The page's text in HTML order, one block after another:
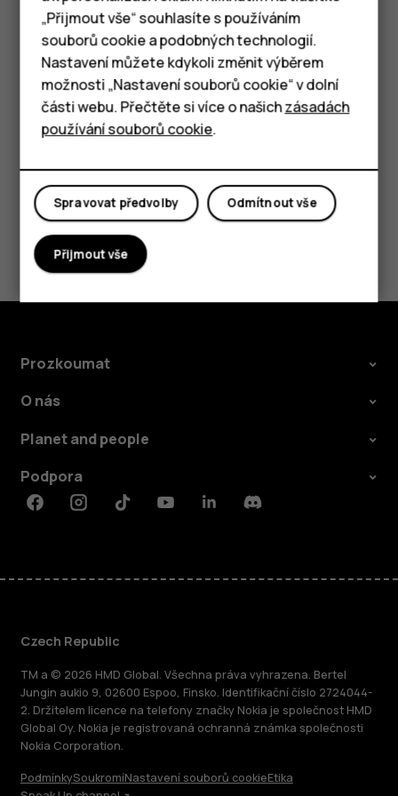
Chytré telefony
Tlačítkové telefony
Tablety
Pokud chcete mít možnost hovor rychle odmítnout,
zapněte možnost Pohyb: klepněte na možnost
Nastavení>Pohyb>Odmítnutí hovoru otočením
telefonu . Když budete nyní chtít odmítnout příchozí
hovor, stačí telefon otočit.
Pomohlo vám to?
Prozkoumat
O nás
Planet and people
Podpora
FacebookInstagramTiktokYoutubeLinkedinDiscord
Czech Republic
TM a © 2026 HMD Global. Všechna práva vyhrazena. Bertel
Jungin aukio 9, 02600 Espoo, Finsko. Identifikační číslo 2724044-
2. Držitelem licence na telefony značky Nokia je společnost HMD
Global Oy. Nokia je registrovaná ochranná známka společnosti
Nokia Corporation.
PodmínkySoukromíNastavení souborů cookieEtika
„Přijmout vše“ souhlasíte s používáním
souborů cookie a podobných technologií.
Nastavení můžete kdykoli změnit výběrem
možnosti „Nastavení souborů cookie“ v dolní
části webu. Přečtěte si více o našichzásadách
používání souborů cookie.
Odmítnout vše
Spravovat předvolby
Přijmout vše